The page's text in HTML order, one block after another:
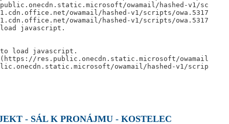
- SÁL K PRONÁJMU - KOSTELEC